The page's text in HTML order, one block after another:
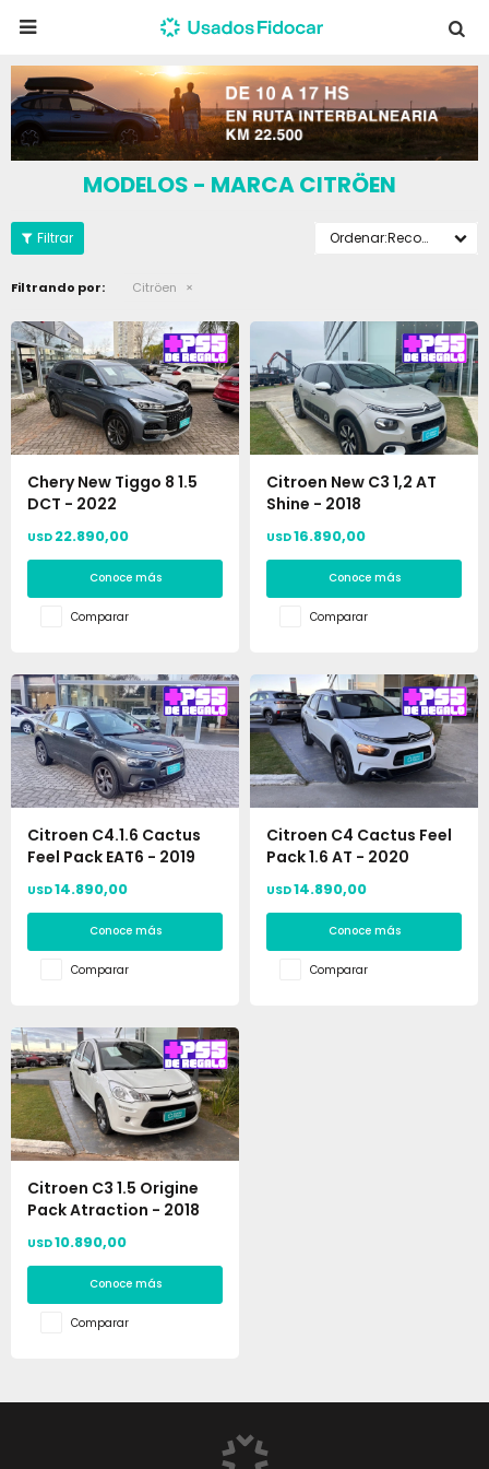

MODELOS - MARCA CITRÖEN
Recomendados
Filtrando por: Citröen
Chery New Tiggo 8 1.5
DCT - 2022
USD 22.890,00
Conoce más
Comparar
Citroen New C3 1,2 AT
Shine - 2018
USD16.890,00
Conoce más
Comparar
Citroen C4.1.6 Cactus
Feel Pack EAT6 - 2019
USD14.890,00
Conoce más
Comparar
Citroen C4 Cactus Feel
Pack 1.6 AT - 2020
USD14.890,00
Conoce más
Comparar
Citroen C3 1.5 Origine
Pack Atraction - 2018
USD10.890,00
Conoce más
Comparar